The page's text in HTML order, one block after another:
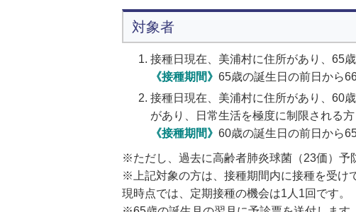
対象者
接種日現在、美浦村に住所があり、65
《接種期間》 65歳の誕生日の前日から
接種日現在、美浦村に住所があり、60
があり、日常生活を極度に制限される
《接種期間》 60歳の誕生日の前日から
※ただし、過去に高齢者肺炎球菌（23価）予
※上記対象の方は、接種期間内に接種を受け
現時点では、定期接種の機会は1人1回です。